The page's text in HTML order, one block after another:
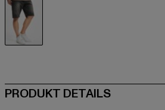
PRODUKT DETAILS